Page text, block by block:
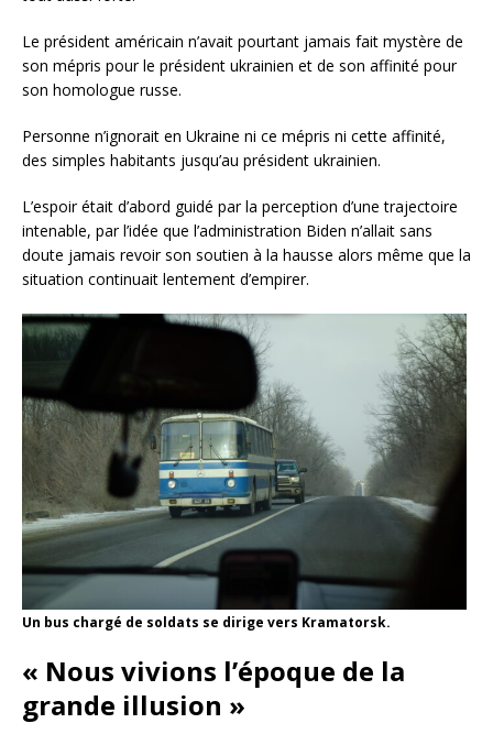
Le président américain n’avait pourtant jamais fait mystère de
son mépris pour le président ukrainien et de son affinité pour
son homologue russe.
Personne n’ignorait en Ukraine ni ce mépris ni cette affinité,
des simples habitants jusqu’au président ukrainien.
L’espoir était d’abord guidé par la perception d’une trajectoire
intenable, par l’idée que l’administration Biden n’allait sans
doute jamais revoir son soutien à la hausse alors même que la
situation continuait lentement d’empirer.
Un bus chargé de soldats se dirige vers Kramatorsk.
« Nous vivions l’époque de la
grande illusion »